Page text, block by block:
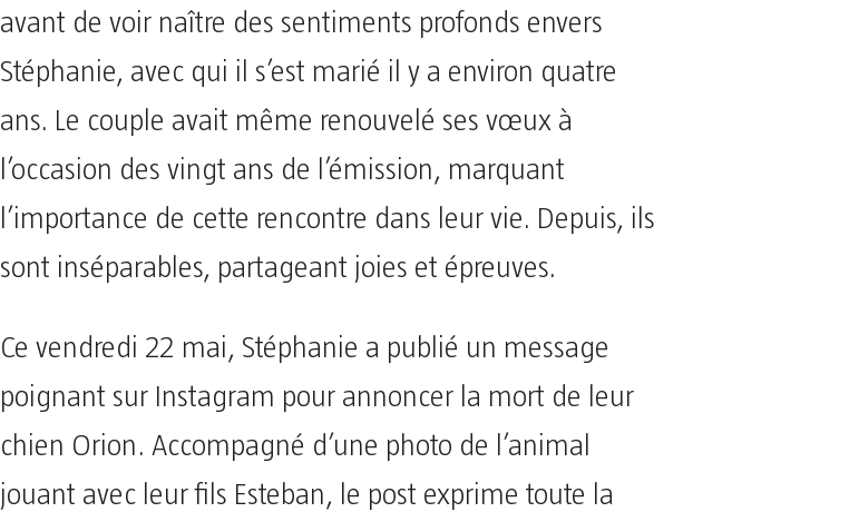
avant de voir naître des sentiments profonds envers
Stéphanie, avec qui il s’est marié il y a environ quatre
ans. Le couple avait même renouvelé ses vœux à
l’occasion des vingt ans de l’émission, marquant
l’importance de cette rencontre dans leur vie. Depuis, ils
sont inséparables, partageant joies et épreuves.
Ce vendredi 22 mai, Stéphanie a publié un message
poignant sur Instagram pour annoncer la mort de leur
chien Orion. Accompagné d’une photo de l’animal
jouant avec leur fils Esteban, le post exprime toute la